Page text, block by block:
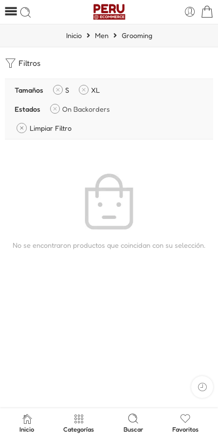
Inicio Men Grooming
Filtros
Tamaños S XL
Estados On Backorders
Limpiar Filtro
No se encontraron productos que coincidan con su selección.
Inicio Categorías Buscar Favoritos